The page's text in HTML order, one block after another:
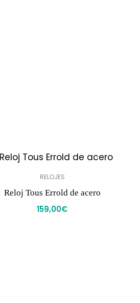
RELOJES
Reloj Tous Errold de acero
159,00€